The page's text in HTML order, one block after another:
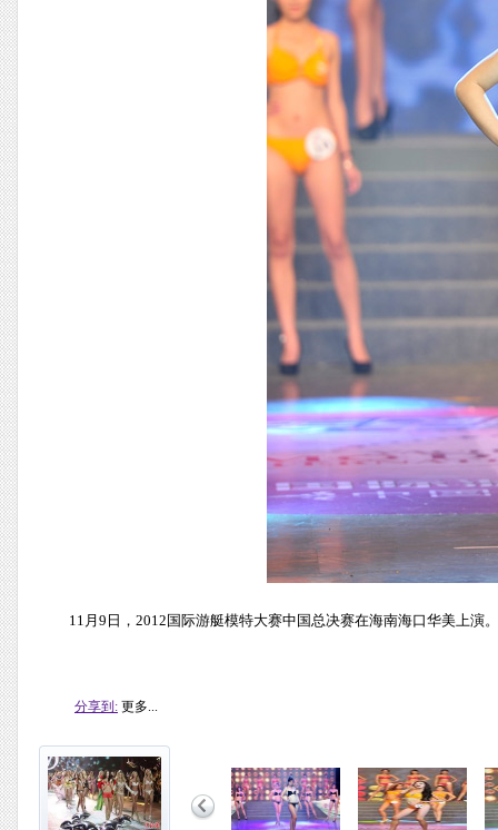
11月9日，2012国际游艇模特大赛中国总决赛在海南海口华美上演
分享到: 更多...